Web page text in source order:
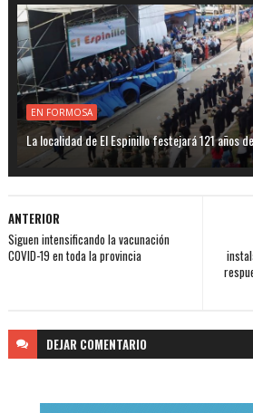
EN FORMOSA
La localidad de El Espinillo festejará 121 años
ANTERIOR
Siguen intensificando la vacunación
COVID-19 en toda la provincia
DEJAR COMENTARIO